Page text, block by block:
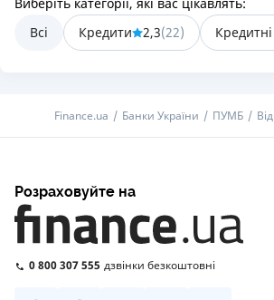
Всі
Кредити 2,3(22)
Finance.ua Банки України ПУМБ
Розраховуйте на
0 800 307 555 дзвінки безкоштовні